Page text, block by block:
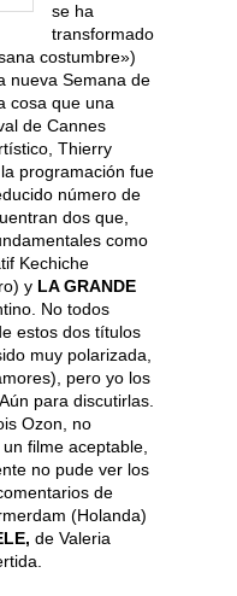
se ha
transformado
costumbre»)
nueva Semana de
cosa que una
de Cannes
Thierry
programación fue
número de
dos que,
como
Kechiche
y LA GRANDE
No todos
estos dos títulos
muy polarizada,
pero yo los
para discutirlas.
Ozon, no
filme aceptable,
no pude ver los
de
(Holanda)
de Valeria